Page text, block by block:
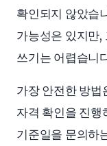
확인되지 않았습
가능성은 있지만,
쓰기는 어렵습니
가장 안전한 방법
자격 확인을 진행
기준일을 문의하